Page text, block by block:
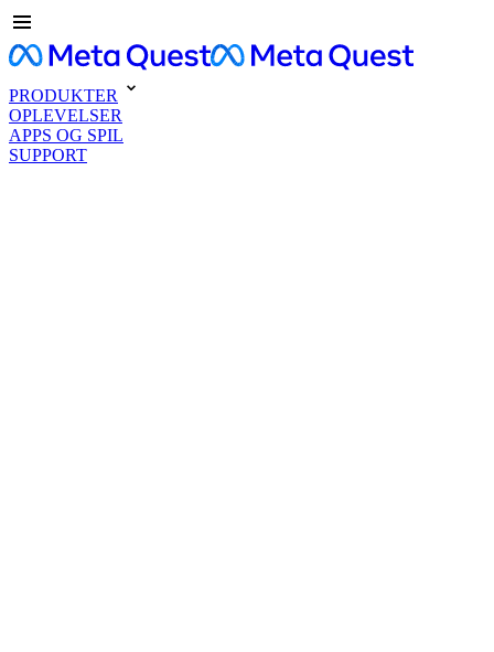
PRODUKTER
OPLEVELSER
APPS OG SPIL
SUPPORT